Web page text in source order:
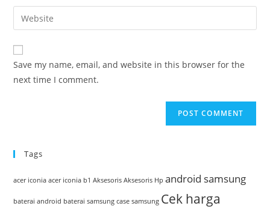
comment
email
address
comment
Enter
your
website
URL
(optional)
Save my name, email, and website in this browser for the
next time I comment.
Tags
acer iconia acer iconia b1 Aksesoris Aksesoris Hp android samsung
baterai android baterai samsung case samsung Cek harga